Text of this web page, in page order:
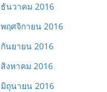
ธันวาคม 2016
พฤศจิกายน 2016
กันยายน 2016
สิงหาคม 2016
มิถุนายน 2016